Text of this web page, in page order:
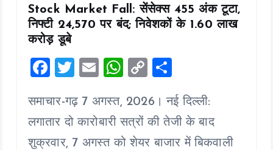
Stock Market Fall: सेंसेक्स 455 अंक टूटा,
निफ्टी 24,570 पर बंद; निवेशकों के ₹1.60 लाख
करोड़ डूबे
F
ce
b
o
T
tt
er
E
ai
l
W
at
s
A
C
p
y
Li
a
re
समाचार-गढ़ 7 अगस्त, 2026। नई दिल्ली:
लगातार दो कारोबारी सत्रों की तेजी के बाद
शुक्रवार, 7 अगस्त को शेयर बाजार में बिकवाली